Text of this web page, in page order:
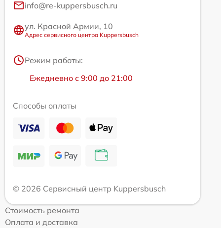
info@re-kuppersbusch.ru
ул. Красной Армии, 10
Адрес сервисного центра Kuppersbusch
Режим работы:
Ежедневно с 9:00 до 21:00
Способы оплаты
© 2026 Сервисный центр Kuppersbusch
Стоимость ремонта
Оплата и доставка